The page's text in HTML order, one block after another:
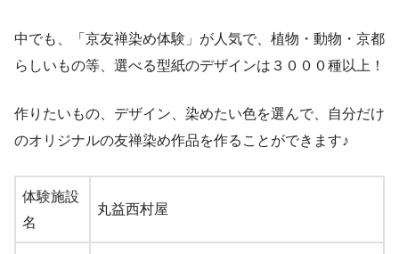
中でも、「京友禅染め体験」が人気で、植物・動物・京都
らしいもの等、選べる型紙のデザインは３０００種以上！
作りたいもの、デザイン、染めたい色を選んで、自分だけ
のオリジナルの友禅染め作品を作ることができます♪
体験施設
名
丸益西村屋